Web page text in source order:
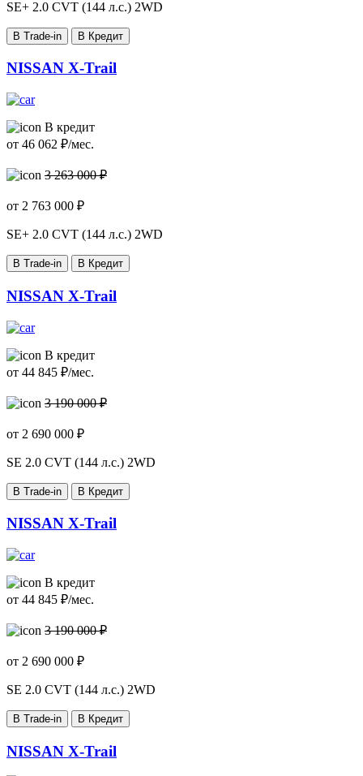
SE+ 2.0 CVT (144 л.с.) 2WD
В Trade-in В Кредит
NISSAN X-Trail
В кредит
от 46 062 ₽/мес.
3 263 000 ₽
от 2 763 000 ₽
SE+ 2.0 CVT (144 л.с.) 2WD
В Trade-in В Кредит
NISSAN X-Trail
В кредит
от 44 845 ₽/мес.
3 190 000 ₽
от 2 690 000 ₽
SE 2.0 CVT (144 л.с.) 2WD
В Trade-in В Кредит
NISSAN X-Trail
В кредит
от 44 845 ₽/мес.
3 190 000 ₽
от 2 690 000 ₽
SE 2.0 CVT (144 л.с.) 2WD
В Trade-in В Кредит
NISSAN X-Trail